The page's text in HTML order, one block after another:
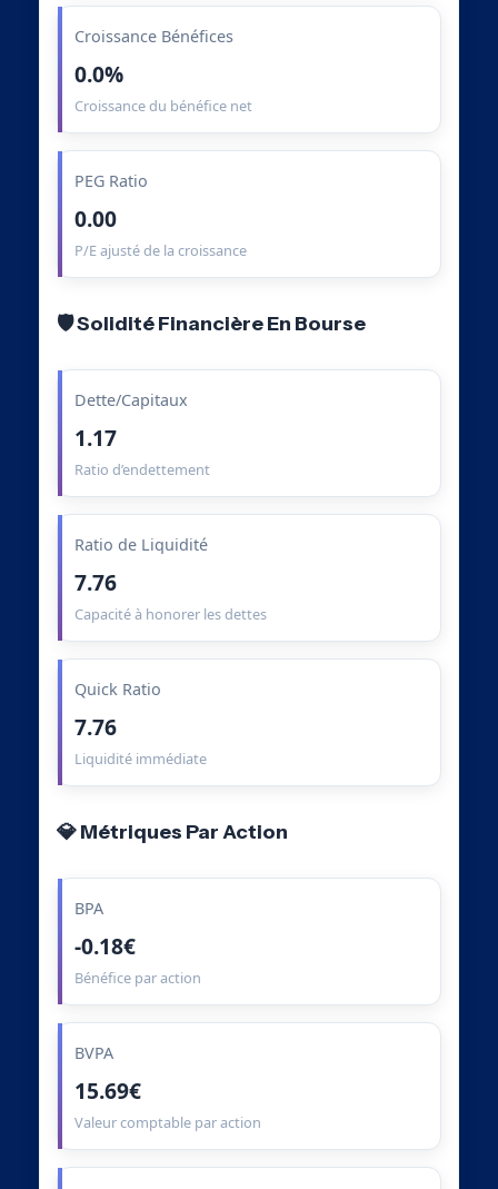
Croissance Bénéfices
0.0%
Croissance du bénéfice net
PEG Ratio
0.00
P/E ajusté de la croissance
🛡️ Solidité Financière En Bourse
Dette/Capitaux
1.17
Ratio d’endettement
Ratio de Liquidité
7.76
Capacité à honorer les dettes
Quick Ratio
7.76
Liquidité immédiate
💎 Métriques Par Action
BPA
-0.18€
Bénéfice par action
BVPA
15.69€
Valeur comptable par action